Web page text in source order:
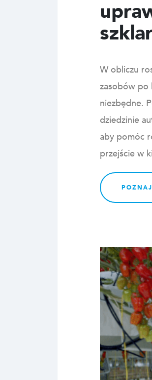
W obliczu
zasobów po
niezbędne.
dziedzinie
aby pomóc
przejście w